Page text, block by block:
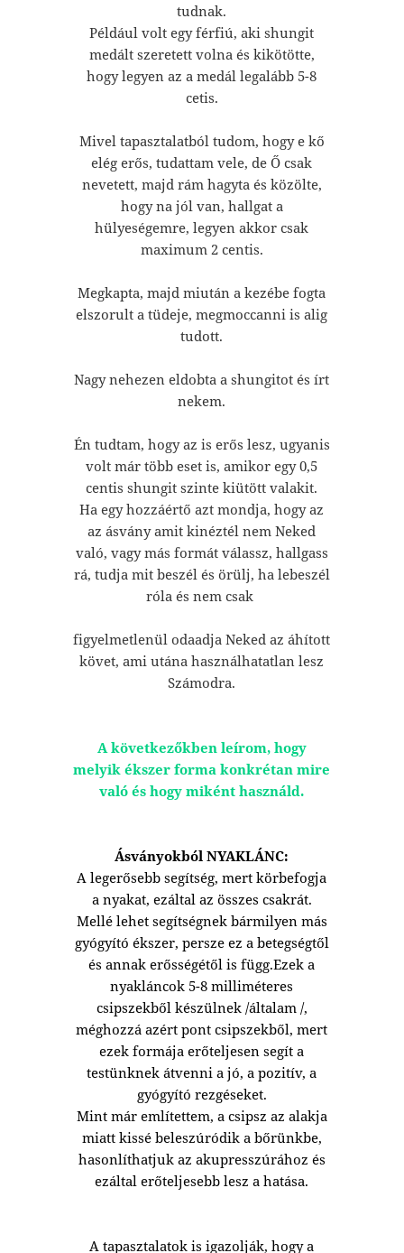
tudnak.
Például volt egy férfiú, aki shungit
medált szeretett volna és kikötötte,
hogy legyen az a medál legalább 5-8
cetis.
Mivel tapasztalatból tudom, hogy e kő
elég erős, tudattam vele, de Ő csak
nevetett, majd rám hagyta és közölte,
hogy na jól van, hallgat a
hülyeségemre, legyen akkor csak
maximum 2 centis.
Megkapta, majd miután a kezébe fogta
elszorult a tüdeje, megmoccanni is alig
tudott.
Nagy nehezen eldobta a shungitot és írt
nekem.
Én tudtam, hogy az is erős lesz, ugyanis
volt már több eset is, amikor egy 0,5
centis shungit szinte kiütött valakit.
Ha egy hozzáértő azt mondja, hogy az
az ásvány amit kinéztél nem Neked
való, vagy más formát válassz, hallgass
rá, tudja mit beszél és örülj, ha lebeszél
róla és nem csak
figyelmetlenül odaadja Neked az áhított
követ, ami utána használhatatlan lesz
Számodra.
A következőkben leírom, hogy
melyik ékszer forma konkrétan mire
való és hogy miként használd.
Ásványokból NYAKLÁNC:
A legerősebb segítség, mert körbefogja
a nyakat, ezáltal az összes csakrát.
Mellé lehet segítségnek bármilyen más
gyógyító ékszer, persze ez a betegségtől
és annak erősségétől is függ.Ezek a
nyakláncok 5-8 milliméteres
csipszekből készülnek /általam /,
méghozzá azért pont csipszekből, mert
ezek formája erőteljesen segít a
testünknek átvenni a jó, a pozitív, a
gyógyító rezgéseket.
Mint már említettem, a csipsz az alakja
miatt kissé beleszúródik a bőrünkbe,
hasonlíthatjuk az akupresszúrához és
ezáltal erőteljesebb lesz a hatása.
A tapasztalatok is igazolják, hogy a